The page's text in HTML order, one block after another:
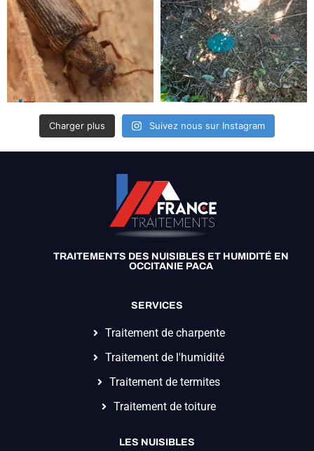
Charger plus Suivez nous sur Instagram
TRAITEMENTS DES NUISIBLES ET HUMIDITÉ EN
OCCITANIE PACA
SERVICES
Traitement de charpente
Traitement de l'humidité
Traitement de termites
Traitement de toiture
LES NUISIBLES